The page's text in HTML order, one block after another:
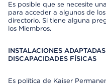
Es posible que se necesite
para acceder a algunos de
directorio. Si tiene alguna
los Miembros.
INSTALACIONES
DISCAPACIDADES FÍSICAS
Es política de Kaiser